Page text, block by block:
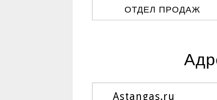
ОТДЕЛ ПРОДАЖ
Astangas.ru